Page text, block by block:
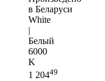
в Беларуси
White
|
Белый
6000
K
1 20449